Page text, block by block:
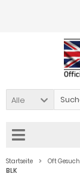
Alle
Startseite Oft
BLK